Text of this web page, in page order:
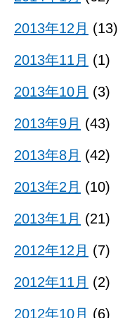
2013年12月 (13)
2013年11月 (1)
2013年10月 (3)
2013年9月 (43)
2013年8月 (42)
2013年2月 (10)
2013年1月 (21)
2012年12月 (7)
2012年11月 (2)
2012年10月 (6)